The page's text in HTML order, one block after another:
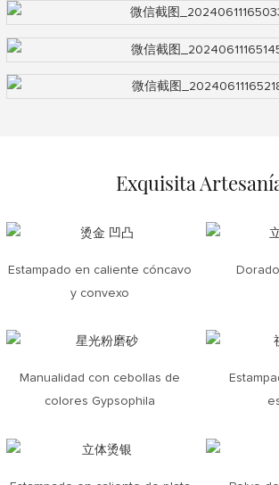
Exquisita
Estampado en caliente cóncavo
y convexo
Manualidad con cebollas de
colores Gypsophila